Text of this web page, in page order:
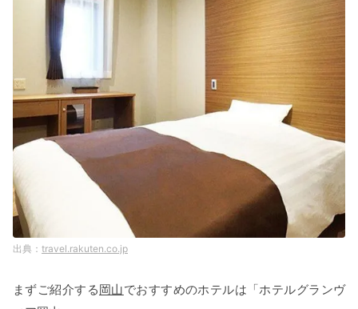
travel.rakuten.co.jp
まずご紹介する岡山でおすすめのホテルは「ホテルグランヴ